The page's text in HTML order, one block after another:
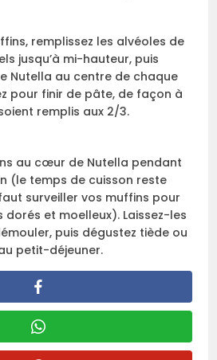
remplissez les alvéoles de
jusqu’à mi-hauteur, puis
Nutella au centre de chaque
pour finir de pâte, de façon à
remplis aux 2/3.
au cœur de Nutella pendant
(le temps de cuisson reste
surveiller vos muffins pour
dorés et moelleux). Laissez-les
puis dégustez tiède ou
petit-déjeuner.